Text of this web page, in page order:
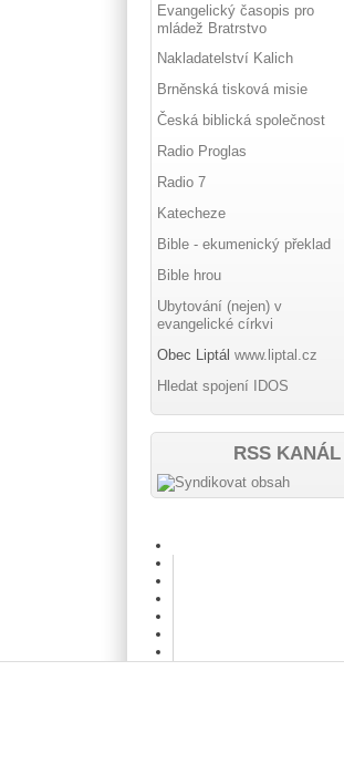
Evangelický časopis pro
mládež Bratrstvo
Nakladatelství Kalich
Brněnská tisková misie
Česká biblická společnost
Radio Proglas
Radio 7
Katecheze
Bible - ekumenický překlad
Bible hrou
Ubytování (nejen) v
evangelické církvi
Obec Liptálwww.liptal.cz
Hledat spojení IDOS
RSS KANÁL